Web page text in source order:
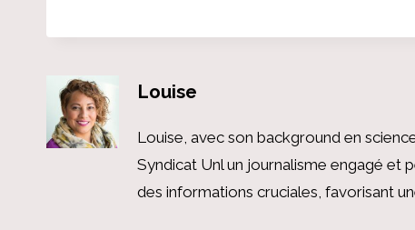
Louise
Louise, avec son background en
Syndicat Unl un journalisme engagé et
des informations cruciales, favorisant